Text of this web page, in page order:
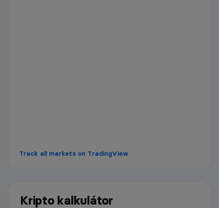
Track all markets on TradingView
Kripto kalkulátor